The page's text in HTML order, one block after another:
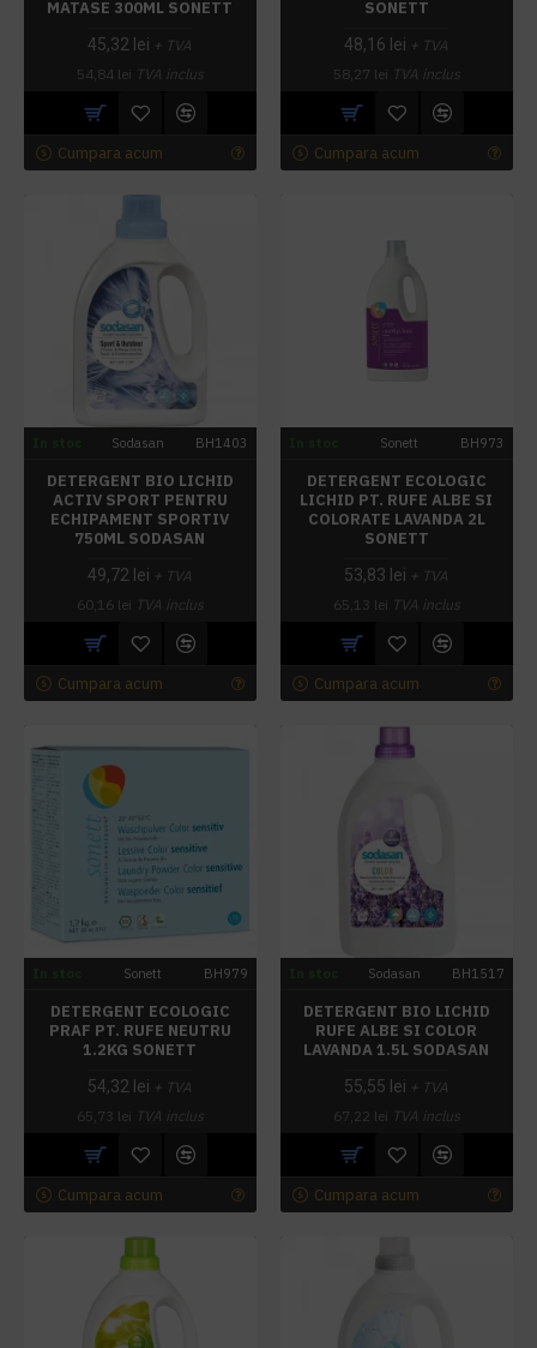
MATASE 300ML SONETT
45,32 lei + TVA
54,84 lei TVA inclus
Cumpara acum
SONETT
48,16 lei + TVA
58,27 lei TVA inclus
Cumpara acum
Sodasan BH1403
DETERGENT BIO LICHID
ACTIV SPORT PENTRU
ECHIPAMENT SPORTIV
750ML SODASAN
49,72 lei + TVA
60,16 lei TVA inclus
Cumpara acum
Sonett BH973
DETERGENT ECOLOGIC
LICHID PT. RUFE ALBE SI
COLORATE LAVANDA 2L
SONETT
53,83 lei + TVA
65,13 lei TVA inclus
Cumpara acum
Sonett BH979
DETERGENT ECOLOGIC
PRAF PT. RUFE NEUTRU
1.2KG SONETT
54,32 lei + TVA
65,73 lei TVA inclus
Cumpara acum
Sodasan BH1517
DETERGENT BIO LICHID
RUFE ALBE SI COLOR
LAVANDA 1.5L SODASAN
55,55 lei + TVA
67,22 lei TVA inclus
Cumpara acum